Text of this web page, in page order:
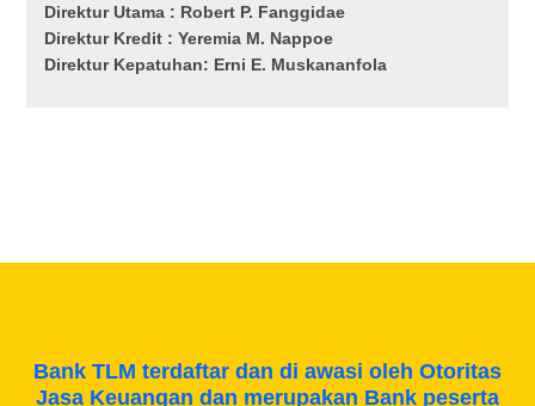
Direktur Utama : Robert P. Fanggidae
Direktur Kredit : Yeremia M. Nappoе
Direktur Kepatuhan: Erni E. Muskananfola
Bank TLM terdaftar dan di awasi oleh Otoritas
Jasa Keuangan dan merupakan Bank peserta